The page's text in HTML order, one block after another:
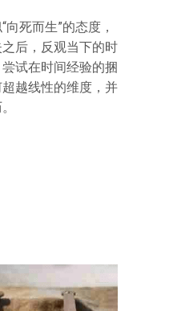
死而生”的态度，
后，反观当下的时
试在时间经验的捆
越线性的维度，并